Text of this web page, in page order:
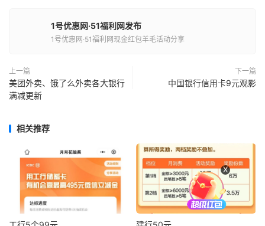
1号优惠网·51福利网发布
1号优惠网·51福利网现金红包羊毛活动分享
上一篇
美团外卖、饿了么外卖各大银行
满减更新
下一篇
中国银行信用卡9元观影
相关推荐
X